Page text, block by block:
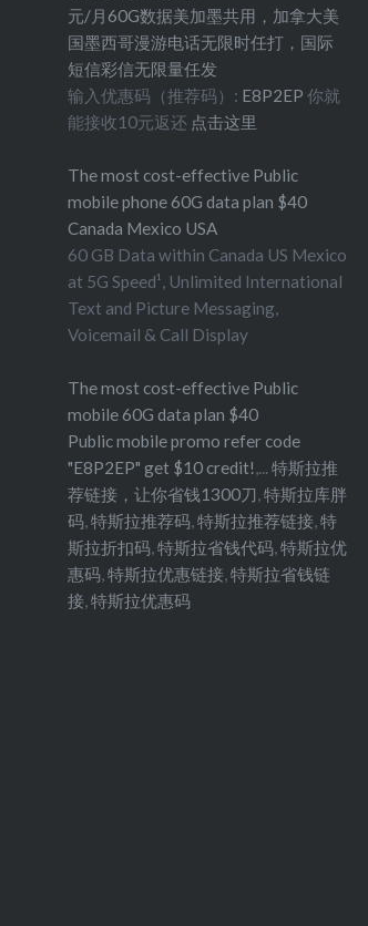
元/月60G数据美加墨共用，加拿大美
国墨西哥漫游电话无限时任打，国际
短信彩信无限量任发
输入优惠码（推荐码）: E8P2EP 你就
能接收10元返还 点击这里
The most cost-effective Public
mobile phone 60G data plan $40
Canada Mexico USA
60 GB Data within Canada US Mexico
at 5G Speed¹, Unlimited International
Text and Picture Messaging,
Voicemail & Call Display
The most cost-effective Public
mobile 60G data plan $40
Public mobile promo refer code
"E8P2EP" get $10 credit!,... 特斯拉推
荐链接，让你省钱1300刀,特斯拉库胖
码,特斯拉推荐码,特斯拉推荐链接,特
斯拉折扣码,特斯拉省钱代码,特斯拉优
惠码,特斯拉优惠链接,特斯拉省钱链
接,特斯拉优惠码